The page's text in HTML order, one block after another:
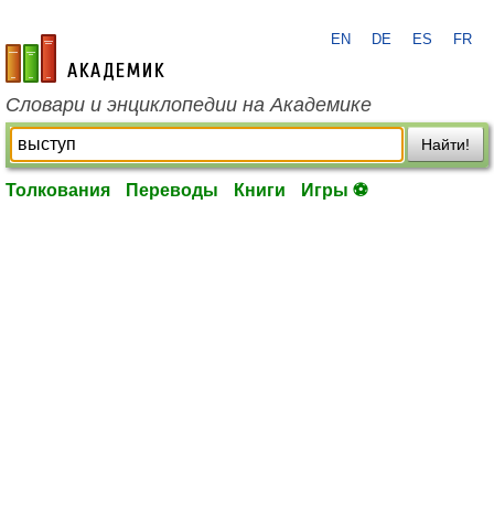
academic.ru
EN DE ES FR
Словари и энциклопедии на Академике
Найти!
Толкования Переводы Книги Игры ⚽